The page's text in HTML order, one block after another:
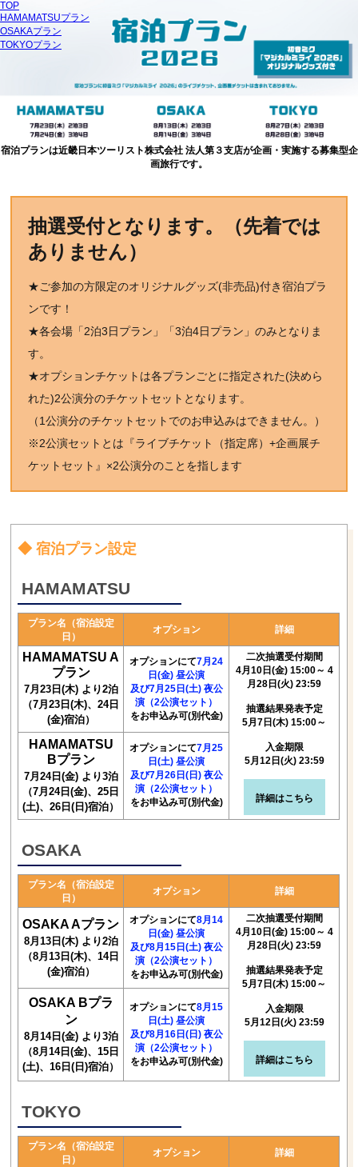
TOP
HAMAMATSUプラン
OSAKAプラン
TOKYOプラン
宿泊プランは近畿日本ツーリスト株式会社 法人第３支店が企画・実施する募集型企
画旅行です。
抽選受付となります。（先着では
ありません）
★ご参加の方限定のオリジナルグッズ(非売品)付き宿泊プラ
ンです！
★各会場「2泊3日プラン」「3泊4日プラン」のみとなりま
す。
★オプションチケットは各プランごとに指定された(決めら
れた)2公演分のチケットセットとなります。
（1公演分のチケットセットでのお申込みはできません。）
※2公演セットとは『ライブチケット（指定席）+企画展チ
ケットセット』×2公演分のことを指します
◆ 宿泊プラン設定
HAMAMATSU
プラン名（宿泊設定
日）
オプション 詳細
HAMAMATSU A
プラン
7月23日(木) より2泊
（7月23日(木)、24日
(金)宿泊）
オプションにて7月24
日(金) 昼公演
及び7月25日(土) 夜公
演（2公演セット）
をお申込み可(別代金)
二次抽選受付期間
4月10日(金) 15:00～ 4
月28日(火) 23:59
抽選結果発表予定
5月7日(木) 15:00～
入金期限
5月12日(火) 23:59
詳細はこちら
HAMAMATSU
Bプラン
7月24日(金) より3泊
（7月24日(金)、25日
(土)、26日(日)宿泊）
オプションにて7月25
日(土) 昼公演
及び7月26日(日) 夜公
演（2公演セット）
をお申込み可(別代金)
OSAKA
プラン名（宿泊設定
日）
オプション 詳細
OSAKA Aプラン
8月13日(木) より2泊
（8月13日(木)、14日
(金)宿泊）
オプションにて8月14
日(金) 昼公演
及び8月15日(土) 夜公
演（2公演セット）
をお申込み可(別代金)
二次抽選受付期間
4月10日(金) 15:00～ 4
月28日(火) 23:59
抽選結果発表予定
5月7日(木) 15:00～
入金期限
5月12日(火) 23:59
詳細はこちら
OSAKA Bプラ
ン
8月14日(金) より3泊
（8月14日(金)、15日
(土)、16日(日)宿泊）
オプションにて8月15
日(土) 昼公演
及び8月16日(日) 夜公
演（2公演セット）
をお申込み可(別代金)
TOKYO
プラン名（宿泊設定
日）
オプション 詳細